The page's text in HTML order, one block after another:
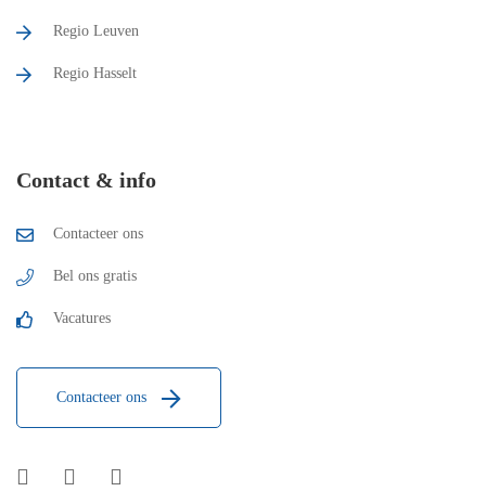
Regio Leuven
Regio Hasselt
Contact & info
Contacteer ons
Bel ons gratis
Vacatures
Contacteer ons